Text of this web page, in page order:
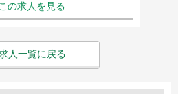
この求人を見る
人一覧に戻る